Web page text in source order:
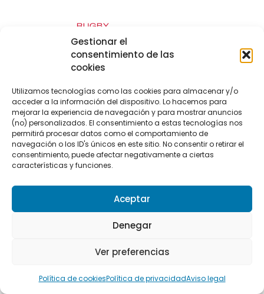
Gestionar el
consentimiento de las
cookies
Utilizamos tecnologías como las cookies para almacenar y/o
acceder a la información del dispositivo. Lo hacemos para
mejorar la experiencia de navegación y para mostrar anuncios
(no) personalizados. El consentimiento a estas tecnologías nos
permitirá procesar datos como el comportamiento de
navegación o los ID's únicos en este sitio. No consentir o retirar el
consentimiento, puede afectar negativamente a ciertas
características y funciones.
Aceptar
Denegar
Ver preferencias
Política de cookiesPolítica de privacidadAviso legal
RUGBY
España supera a Tonga
por 19-32 en la
segunda jornada de la
Nations Cup
GOLF
Jon Rahm vuelve a la
Escuela Nacional Blume
para compartir su
método con la nueva
hornada del golf
español
SELECCIONES ESPAÑOLAS
Los Leones, con seis
Tonga en la Nations
España cae ante Fiyi en